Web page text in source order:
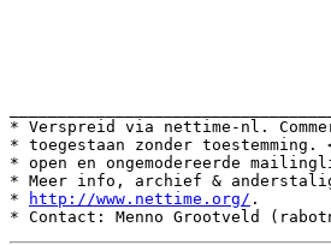
* Verspreid via nettime-nl.
* toegestaan zonder
* open en ongemodereerde
* Meer info, archief &
*
http://www.nettime.org/ .